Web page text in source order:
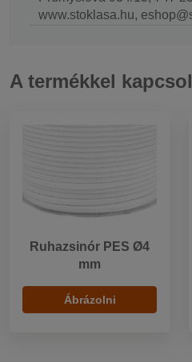
www.stoklasa.hu,
A termékkel
Ruhazsinór PES Ø4
mm
Ábrázolni